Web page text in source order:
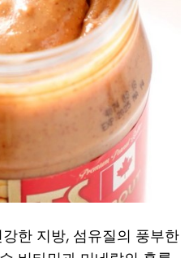
한 지방, 섬유질의 풍부한